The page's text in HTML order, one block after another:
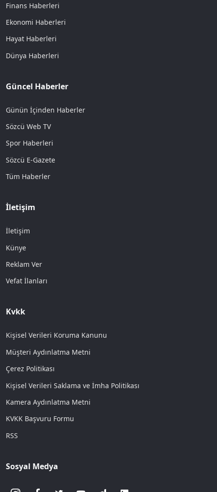
Finans Haberleri
Ekonomi Haberleri
Hayat Haberleri
Dünya Haberleri
Güncel Haberler
Günün İçinden Haberler
Sözcü Web TV
Spor Haberleri
Sözcü E-Gazete
Tüm Haberler
İletişim
İletişim
Künye
Reklam Ver
Vefat İlanları
Kvkk
Kişisel Verileri Koruma Kanunu
Müşteri Aydınlatma Metni
Çerez Politikası
Kişisel Verileri Saklama ve İmha Politikası
Kamera Aydınlatma Metni
KVKK Başvuru Formu
RSS
Sosyal Medya